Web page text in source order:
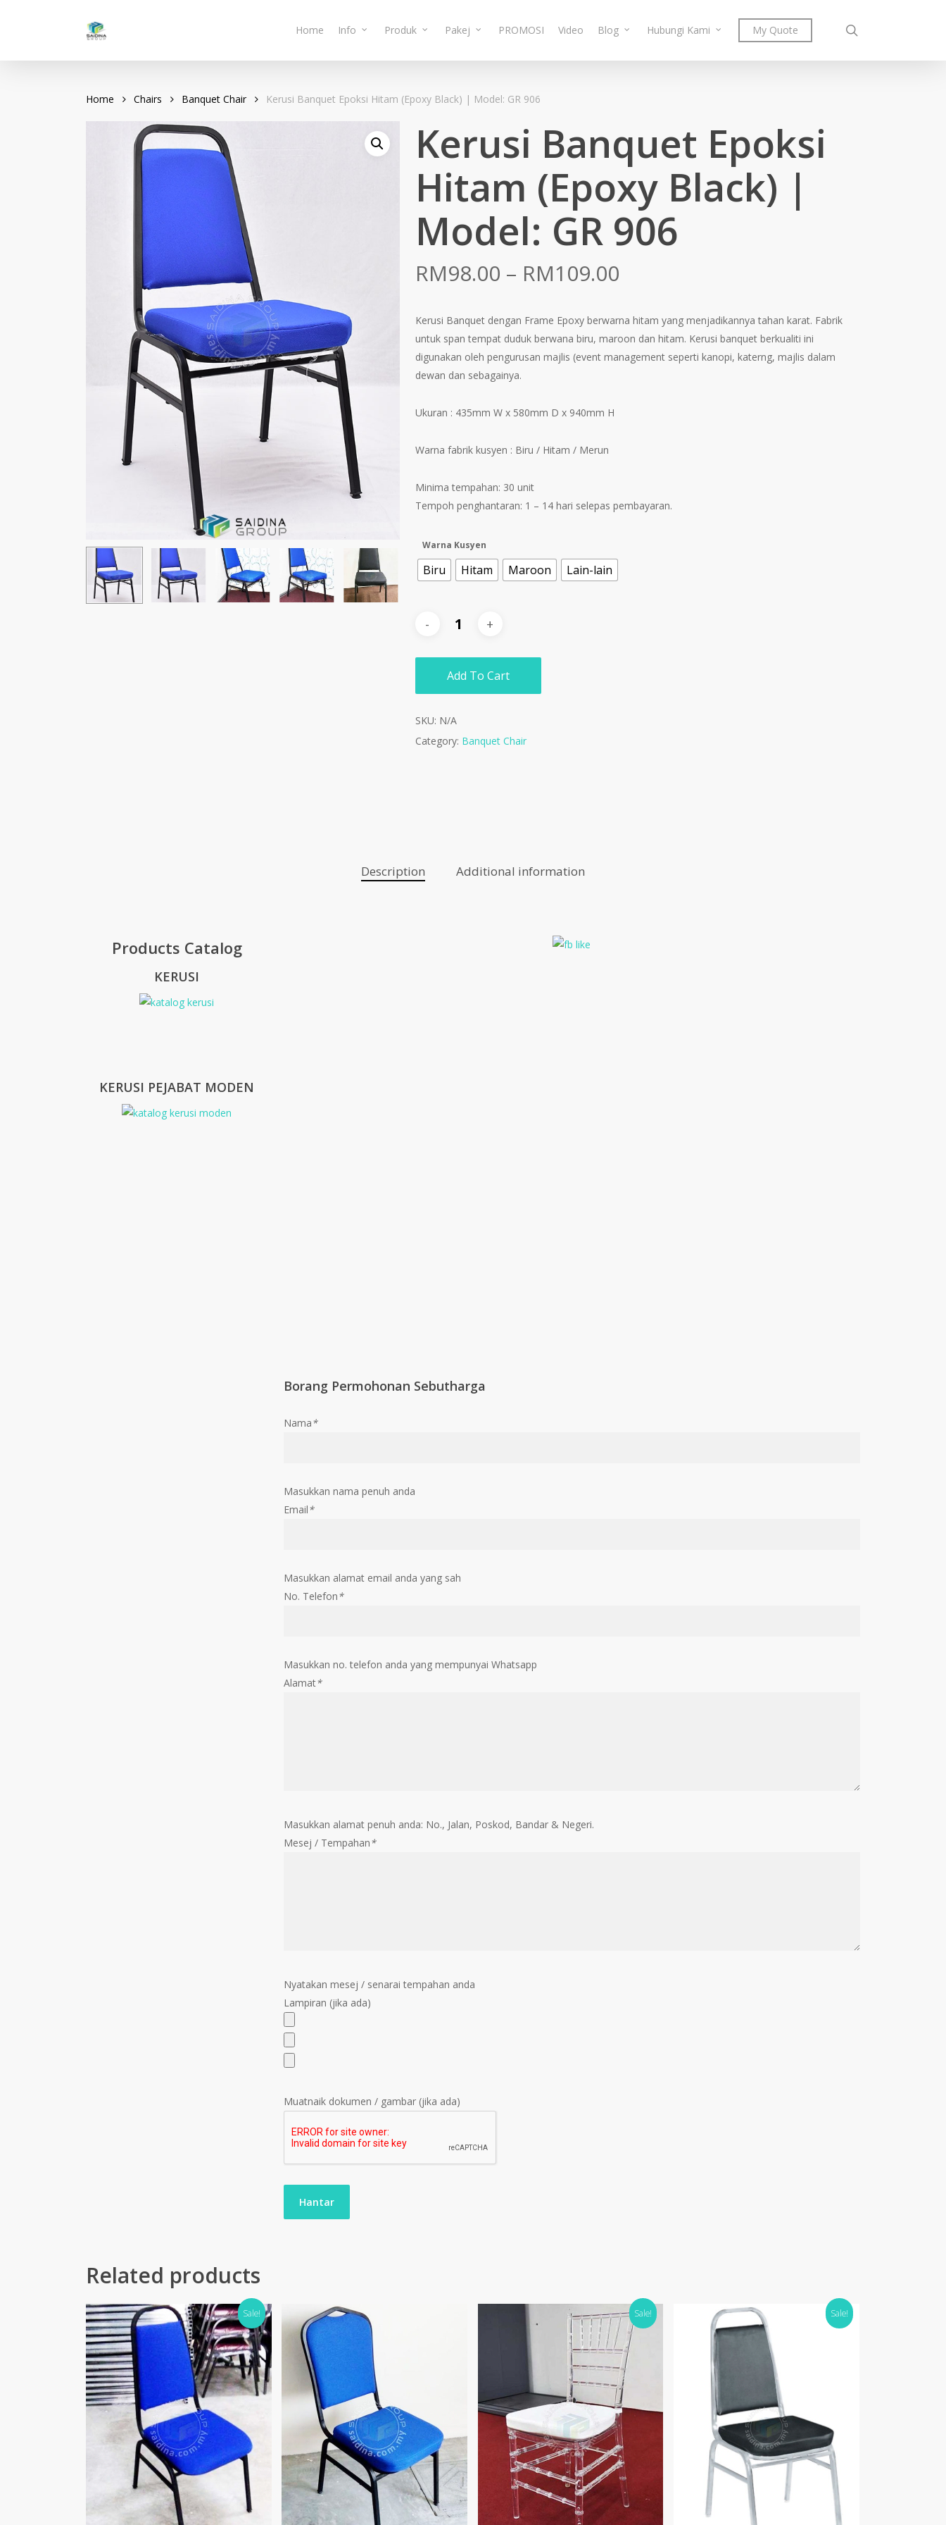
content
Home Info Produk Pakej PROMOSI Video Blog Hubungi Kami My Quote
Home Chairs Banquet Chair Kerusi Banquet Epoksi Hitam (Epoxy Black) | Model: GR 906
Kerusi Banquet Epoksi
Hitam (Epoxy Black) |
Model: GR 906
RM98.00 – RM109.00Price
RM98.00
through
RM109.00
Kerusi Banquet dengan Frame Epoxy berwarna hitam yang menjadikannya tahan karat. Fabrik
untuk span tempat duduk berwana biru, maroon dan hitam. Kerusi banquet berkualiti ini
digunakan oleh pengurusan majlis (event management seperti kanopi, katerng, majlis dalam
dewan dan sebagainya.
Ukuran : 435mm W x 580mm D x 940mm H
Warna fabrik kusyen : Biru / Hitam / Merun
Minima tempahan: 30 unit
Tempoh penghantaran: 1 – 14 hari selepas pembayaran.
Warna Kusyen
Biru Hitam Maroon Lain-lain
Add To Cart
SKU: N/A
Category: Banquet Chair
Description Additional information
Products Catalog
KERUSI
KERUSI PEJABAT MODEN
Borang Permohonan Sebutharga
Nama*
Masukkan nama penuh anda
Email*
Masukkan alamat email anda yang sah
No. Telefon*
Masukkan no. telefon anda yang mempunyai Whatsapp
Alamat*
Masukkan alamat penuh anda: No., Jalan, Poskod, Bandar & Negeri.
Mesej / Tempahan*
Nyatakan mesej / senarai tempahan anda
Lampiran (jika ada)
Muatnaik dokumen / gambar (jika ada)
Related products
Sale! Sale! Sale!